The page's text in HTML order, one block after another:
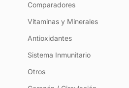
Comparadores
Vitaminas y Minerales
Antioxidantes
Sistema Inmunitario
Otros